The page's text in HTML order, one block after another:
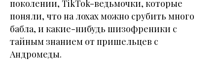
поколении, TikTok-ведьмочки, которые
поняли, что на лохах можно срубить много
бабла, и какие-нибудь шизофреники с
тайным знанием от пришельцев с
Андромеды.